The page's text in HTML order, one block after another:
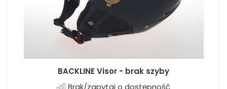
BACKLINE Visor - brak szyby
Brak/zapytaj o dostępność